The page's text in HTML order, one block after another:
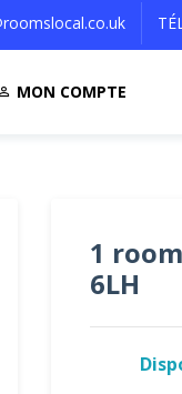
MON COMPTE
1
6LH